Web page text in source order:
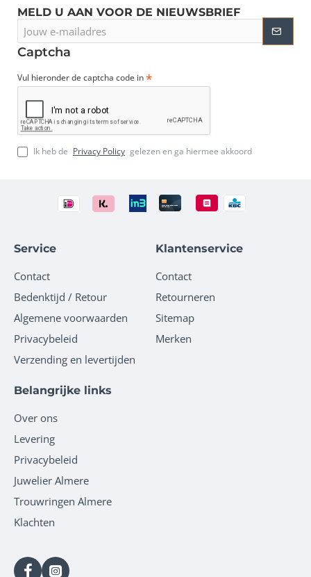
MELD U AAN VOOR DE NIEUWSBRIEF
e-
mailadres
Captcha
Vul hieronder de captcha code in
Ik heb de Privacy Policy gelezen en ga hiermee akkoord
Service
Contact
Bedenktijd / Retour
Algemene voorwaarden
Privacybeleid
Verzending en levertijden
Klantenservice
Contact
Retourneren
Sitemap
Merken
Belangrijke links
Over ons
Levering
Privacybeleid
Juwelier Almere
Trouwringen Almere
Klachten